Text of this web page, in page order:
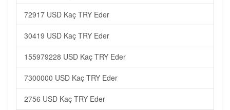
72917 USD Kaç TRY Eder
30419 USD Kaç TRY Eder
155979228 USD Kaç TRY Eder
7300000 USD Kaç TRY Eder
2756 USD Kaç TRY Eder